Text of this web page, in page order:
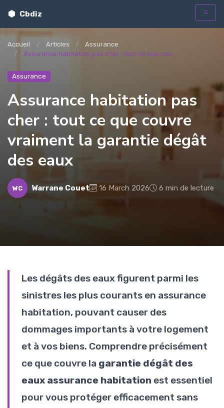
Cbdiz
Accueil Articles
Assurance
Assurance habitation pas cher : tout ce que cou...
Assurance
Assurance habitation pas
cher : tout ce que couvre
vraiment la garantie dégât
des eaux
WC Warrane Couet 16 March 2026 6 min de lecture
Les dégâts des eaux figurent parmi les
sinistres les plus courants en assurance
habitation, pouvant causer des
dommages importants à votre logement
et à vos biens. Comprendre précisément
ce que couvre la garantie dégât des
eaux assurance habitation est essentiel
pour vous protéger efficacement sans